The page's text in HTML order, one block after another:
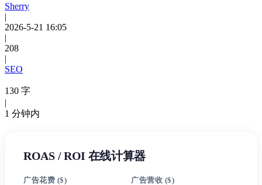
Sherry
|
2026-5-21 16:05
|
208
|
SEO
130 字
|
1 分钟内
ROAS / ROI 在线计算器
广告花费 ($) 广告营收 ($)